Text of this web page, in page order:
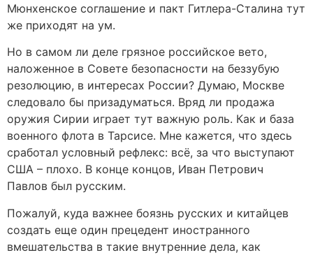
Мюнхенское соглашение и пакт Гитлера-Сталина тут
же приходят на ум.
Но в самом ли деле грязное российское вето,
наложенное в Совете безопасности на беззубую
резолюцию, в интересах России? Думаю, Москве
следовало бы призадуматься. Вряд ли продажа
оружия Сирии играет тут важную роль. Как и база
военного флота в Тарсисе. Мне кажется, что здесь
сработал условный рефлекс: всё, за что выступают
США – плохо. В конце концов, Иван Петрович
Павлов был русским.
Пожалуй, куда важнее боязнь русских и китайцев
создать еще один прецедент иностранного
вмешательства в такие внутренние дела, как